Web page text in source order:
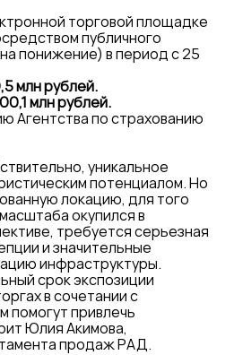
торговой площадке
публичного
понижение) в период с 25
млн рублей.
млн рублей.
Агентства по страхованию
уникальное
потенциалом. Но
локацию, для того
окупился в
требуется серьезная
и значительные
инфраcтруктуры.
срок экспозиции
в сочетании с
помогут привлечь
Юлия Акимова,
продаж РАД.